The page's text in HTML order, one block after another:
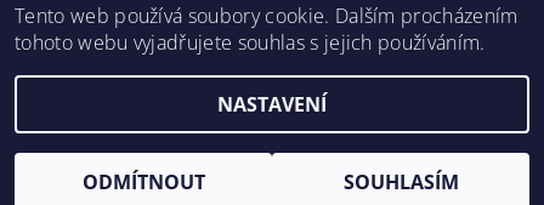
2026 ©E-agro.cz, všechna práva vyhrazena
Tento web používá soubory cookie. Dalším procházením
tohoto webu vyjadřujete souhlas s jejich používáním.
NASTAVENÍ
ODMÍTNOUT SOUHLASÍM